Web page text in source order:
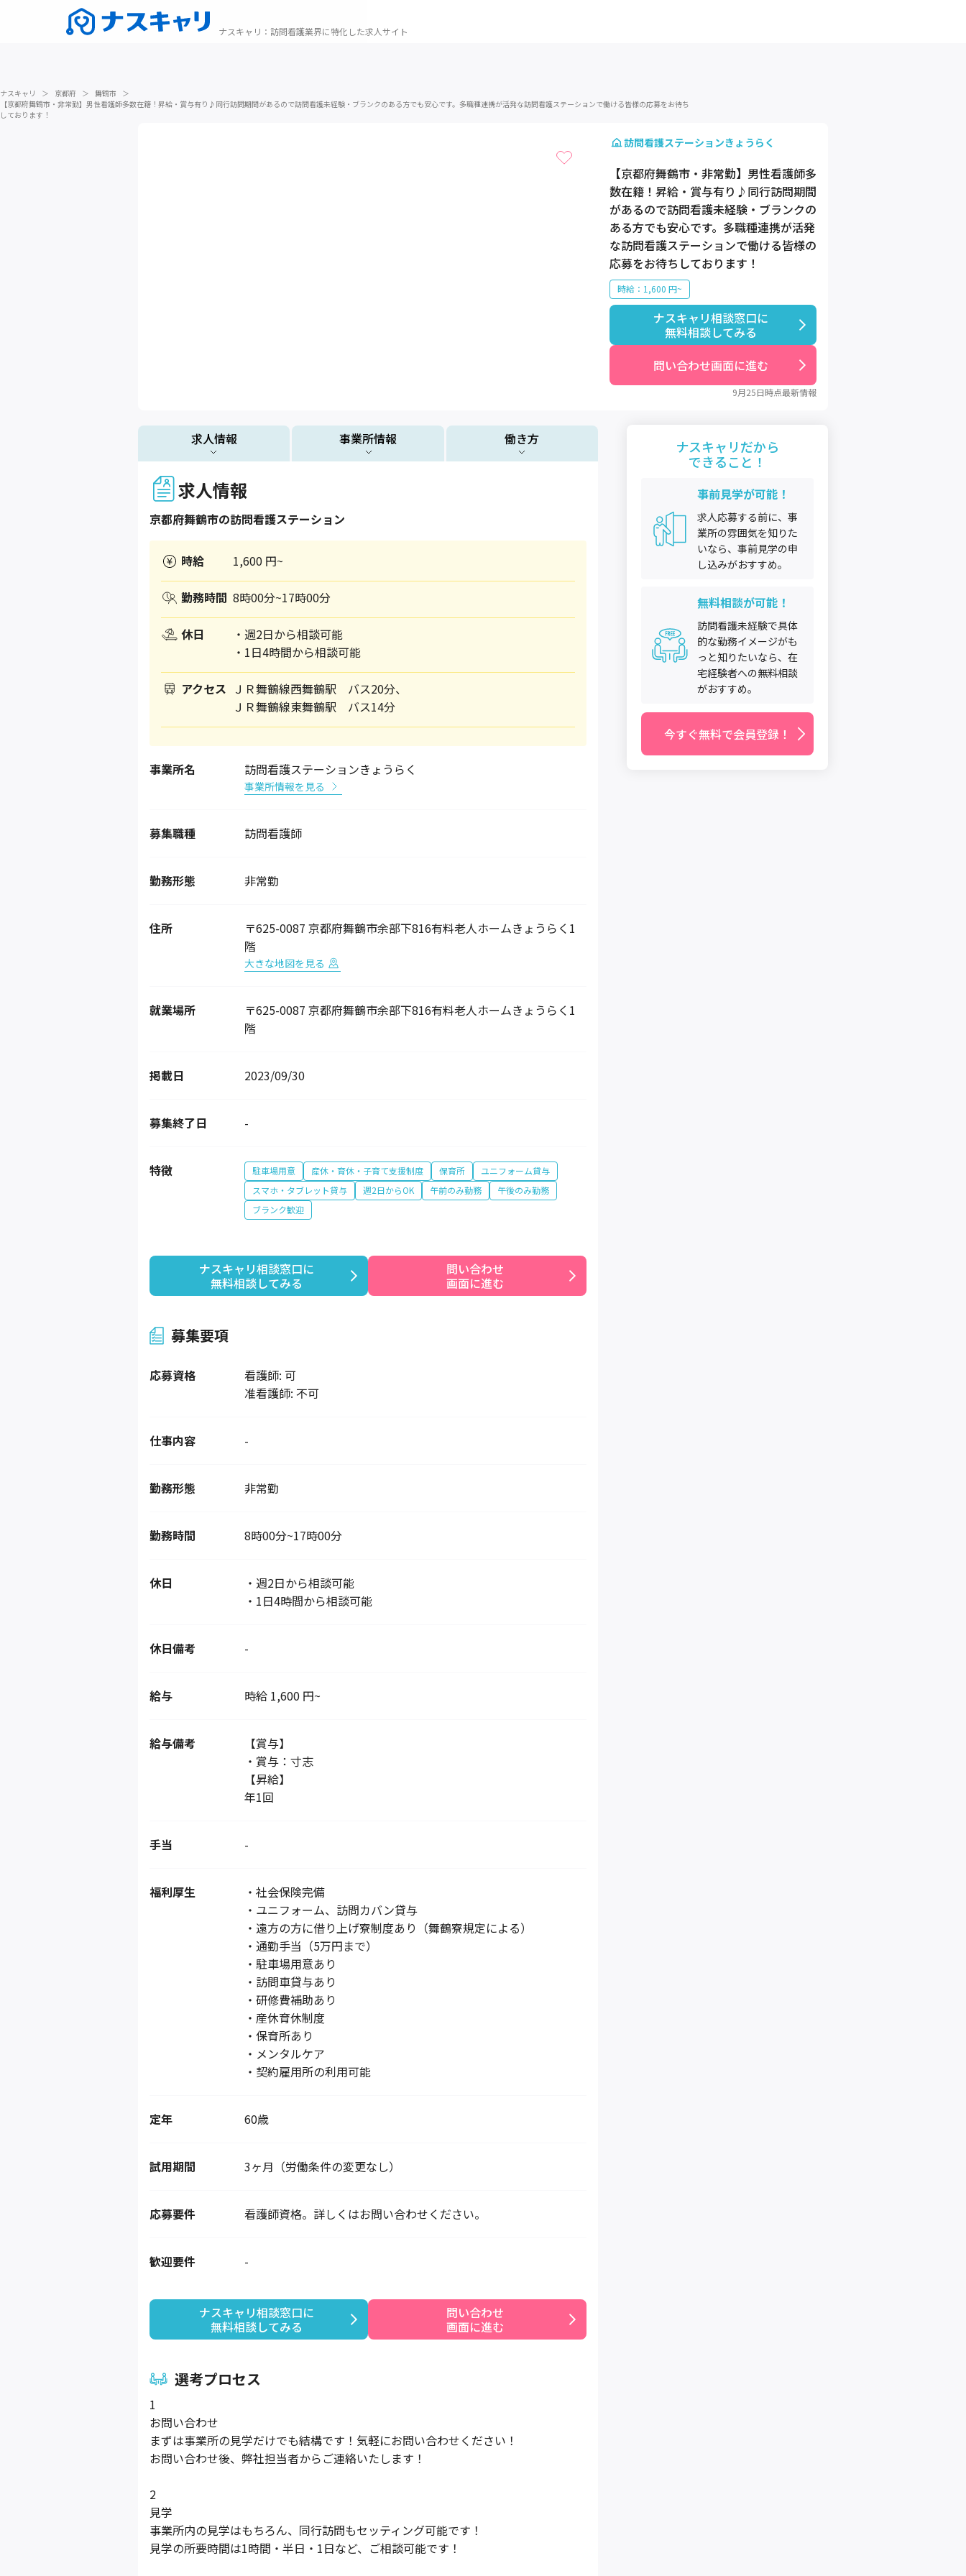
ナスキャリ ： 訪問看護業界に特化した求人サイト
ナスキャリ ＞ 京都府 ＞ 舞鶴市
＞
【京都府舞鶴市・非常勤】男性看護師多数在籍！昇給・賞与有り♪同行訪問期間があるので訪問看護未経験・ブランクのある方でも安心です。多職種連携が活発な訪問看護ステーションで働ける皆様の応募をお待ち
しております！
1 / 1
訪問看護ステーションきょうらく
【京都府舞鶴市・非常勤】男性看護師多
数在籍！昇給・賞与有り♪同行訪問期間
があるので訪問看護未経験・ブランクの
ある方でも安心です。多職種連携が活発
な訪問看護ステーションで働ける皆様の
応募をお待ちしております！
時給：1,600 円~
ナスキャリ相談窓口に
無料相談してみる
問い合わせ画面に進む
9月25日時点最新情報
求人情報 事業所情報 働き方
求人情報
京都府舞鶴市の訪問看護ステーション
時給 1,600 円~
勤務時間 8時00分~17時00分
休日
・週2日から相談可能
・1日4時間から相談可能
アクセス ＪＲ舞鶴線西舞鶴駅 バス20分、
ＪＲ舞鶴線東舞鶴駅 バス14分
事業所名 訪問看護ステーションきょうらく
事業所情報を見る
募集職種 訪問看護師
勤務形態 非常勤
住所
〒625-0087 京都府舞鶴市余部下816有料老人ホームきょうらく1
階
大きな地図を見る
就業場所
〒625-0087 京都府舞鶴市余部下816有料老人ホームきょうらく1
階
掲載日 2023/09/30
募集終了日 -
特徴 駐車場用意 産休・育休・子育て支援制度 保育所
ユニフォーム貸与
スマホ・タブレット貸与
週2日からOK 午前のみ勤務
午後のみ勤務
ブランク歓迎
ナスキャリ相談窓口に
無料相談してみる
問い合わせ
画面に進む
募集要項
応募資格
看護師: 可
准看護師: 不可
仕事内容 -
勤務形態 非常勤
勤務時間 8時00分~17時00分
休日
・週2日から相談可能
・1日4時間から相談可能
休日備考 -
給与 時給 1,600 円~
給与備考
【賞与】
・賞与：寸志
【昇給】
年1回
手当 -
福利厚生
・社会保険完備
・ユニフォーム、訪問カバン貸与
・遠方の方に借り上げ寮制度あり（舞鶴寮規定による）
・通勤手当（5万円まで）
・駐車場用意あり
・訪問車貸与あり
・研修費補助あり
・産休育休制度
・保育所あり
・メンタルケア
・契約雇用所の利用可能
定年 60歳
試用期間 3ヶ月（労働条件の変更なし）
応募要件 看護師資格。詳しくはお問い合わせください。
歓迎要件 -
ナスキャリ相談窓口に
無料相談してみる
問い合わせ
画面に進む
選考プロセス
1
お問い合わせ
まずは事業所の見学だけでも結構です！気軽にお問い合わせください！
お問い合わせ後、弊社担当者からご連絡いたします！
2
見学
事業所内の見学はもちろん、同行訪問もセッティング可能です！
見学の所要時間は1時間・半日・1日など、ご相談可能です！
ナスキャリだから
できること！
事前見学が可能！
求人応募する前に、事
業所の雰囲気を知りた
いなら、事前見学の申
し込みがおすすめ。
無料相談が可能！
訪問看護未経験で具体
的な勤務イメージがも
っと知りたいなら、在
宅経験者への無料相談
がおすすめ。
今すぐ無料で会員登録！